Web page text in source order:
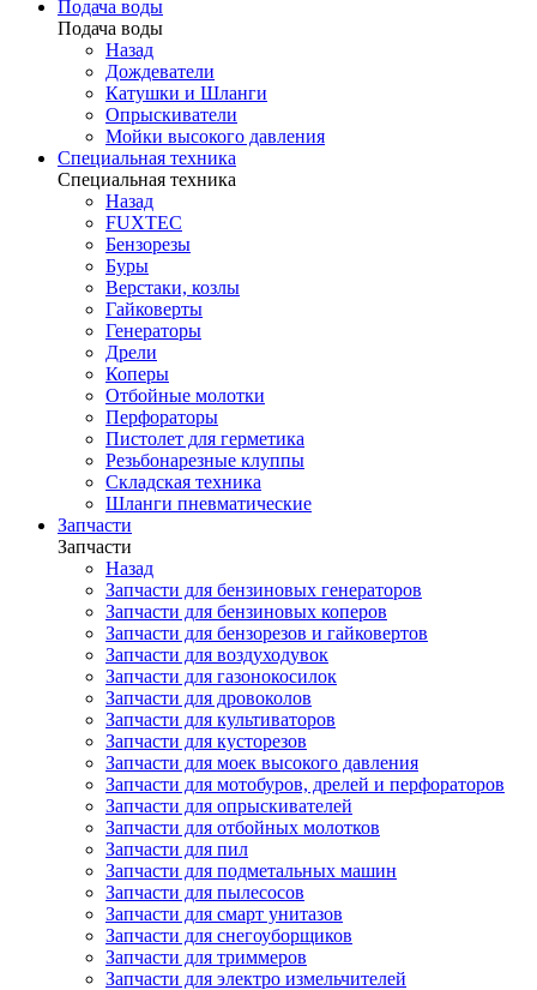
Подача воды
Подача воды
Назад
Дождеватели
Катушки и Шланги
Опрыскиватели
Мойки высокого давления
Специальная техника
Специальная техника
Назад
FUXTEC
Бензорезы
Буры
Верстаки, козлы
Гайковерты
Генераторы
Дрели
Коперы
Отбойные молотки
Перфораторы
Пистолет для герметика
Резьбонарезные клуппы
Складская техника
Шланги пневматические
Запчасти
Запчасти
Назад
Запчасти для бензиновых генераторов
Запчасти для бензиновых коперов
Запчасти для бензорезов и гайковертов
Запчасти для воздуходувок
Запчасти для газонокосилок
Запчасти для дровоколов
Запчасти для культиваторов
Запчасти для кусторезов
Запчасти для моек высокого давления
Запчасти для мотобуров, дрелей и перфораторов
Запчасти для опрыскивателей
Запчасти для отбойных молотков
Запчасти для пил
Запчасти для подметальных машин
Запчасти для пылесосов
Запчасти для смарт унитазов
Запчасти для снегоуборщиков
Запчасти для триммеров
Запчасти для электро измельчителей